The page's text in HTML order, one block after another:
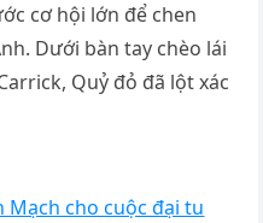
cơ hội lớn để chen
Dưới bàn tay chèo lái
Quỷ đỏ đã lột xác
Mạch cho cuộc đại tu